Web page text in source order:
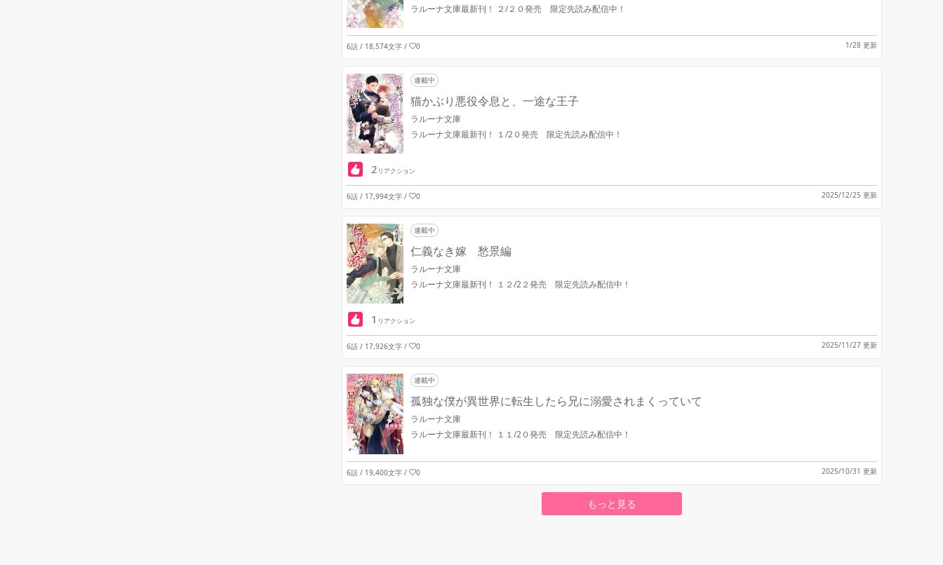
ラルーナ文庫最新刊！ ２/２０発売 限定先読み配信中！
6話 / 18,574文字/ 0 1/28 更新
連載中
猫かぶり悪役令息と、一途な王子
ラルーナ文庫
ラルーナ文庫最新刊！ １/2０発売 限定先読み配信中！
2 リアクション
6話 / 17,994文字/ 0 2025/12/25 更新
連載中
仁義なき嫁 愁景編
ラルーナ文庫
ラルーナ文庫最新刊！ １２/2２発売 限定先読み配信中！
1 リアクション
6話 / 17,926文字/ 0 2025/11/27 更新
連載中
孤独な僕が異世界に転生したら兄に溺愛されまくっていて
ラルーナ文庫
ラルーナ文庫最新刊！ １１/2０発売 限定先読み配信中！
6話 / 19,400文字/ 0 2025/10/31 更新
もっと見る